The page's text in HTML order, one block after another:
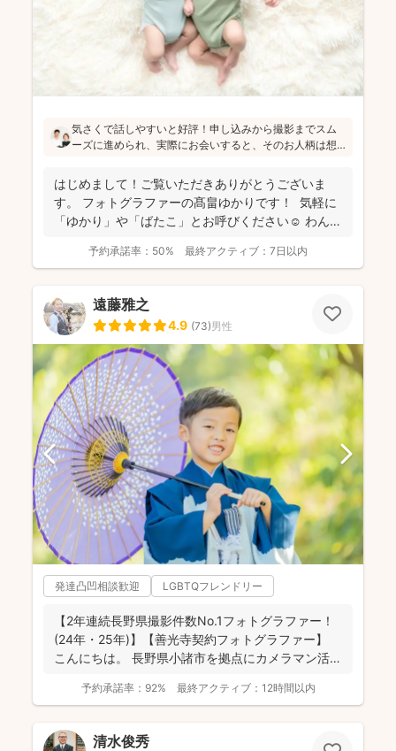
気さくで話しやすいと好評！申し込みから撮影までスム
ーズに進められ、実際にお会いすると、そのお人柄は想
フォトの研修をしっかり受講され、ウェディング業界経
験もあり、赤ちゃんから大人まで安心してお写りいただ
けます♪
はじめまして！ご覧いただきありがとうございま
す。 フォトグラファーの髙畠ゆかりです！ 気軽に
「ゆかり」や「ばたこ」とお呼びください☺︎ わんぱ
予約承諾率： 50% 最終アクティブ： 7日以内
遠藤雅之
4.9 (73)男性
発達凸凹相談歓迎 LGBTQフレンドリー
【2年連続長野県撮影件数No.1フォトグラファー！
(24年・25年)】【善光寺契約フォトグラファー】
こんにちは。 長野県小諸市を拠点にカメラマン活
予約承諾率： 92% 最終アクティブ： 12時間以内
清水俊秀